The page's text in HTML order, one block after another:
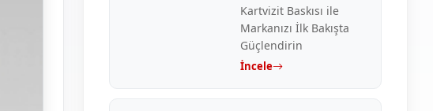
Kartvizit Baskısı ile
Markanızı İlk Bakışta
Güçlendirin
İncele